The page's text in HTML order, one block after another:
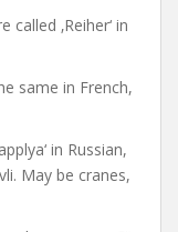
called ‚Reiher‘ in
same in French,
in Russian,
May be cranes,